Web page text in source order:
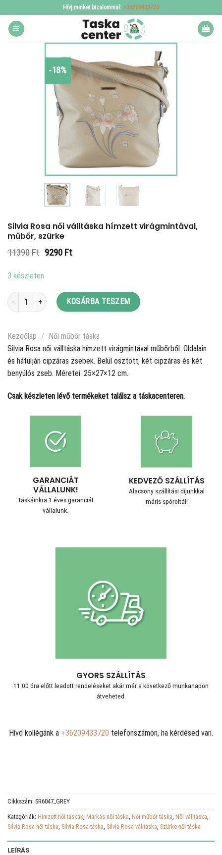
to
content
Hívj minket bizalommal: +36209433720
-18%
Silvia Rosa női válltáska hímzett virágmintával,
műbőr, szürke
11390Ft Original
9290 FtCurrent
3 készleten
Silvia Rosa női válltáska hímzett virágmintával, műbőr, szürke mennyiség
KOSÁRBA TESZEM
Kezdőlap /
Női műbőr táska
Silvia Rosa női válltáska hímzett virágmintával műbőrből. Oldalain
és hátulján cipzáras zsebek. Belül osztott, két cipzáras és két
benyúlós zseb. Méretei: 25×27×12 cm.
Csak készleten lévő termékeket találsz a táskacenteren.
GARANCIÁT
VÁLLALUNK!
Táskáinkra 1 éves garanciát
vállalunk.
KEDVEZŐ SZÁLLÍTÁS
Alacsony szállítási díjunkkal
máris spóroltál!
GYORS SZÁLLÍTÁS
11:00 óra előtt leadott rendeléseket akár már a következő munkanapon
átveheted.
Hívd kollégánk a +36209433720 telefonszámon, ha kérdésed van.
Cikkszám: SR6047_GREY
Kategóriák: Hímzett női táskák, Márkás női táska, Női műbőr táska, Női válltáska,
Silvia Rosa női táska, Silvia Rosa táska, Silvia Rosa válltáska, Szürke női táska
LEÍRÁS